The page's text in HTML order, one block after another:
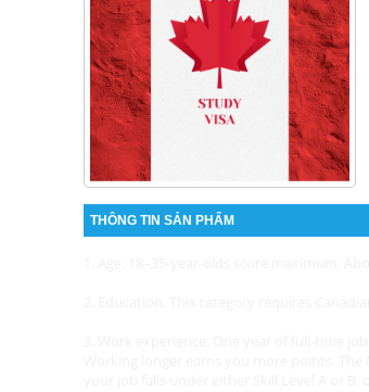
THÔNG TIN SẢN PHẨM